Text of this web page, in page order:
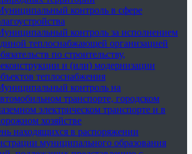
контроль в сфере
контроль за исполнением
теплоснабжающей организацией
по строительству,
и (или) модернизации
теплоснабжения
контроль на
транспорте, городском
электрическом транспорте и в
хозяйстве
находящихся в распоряжении
муниципального образования